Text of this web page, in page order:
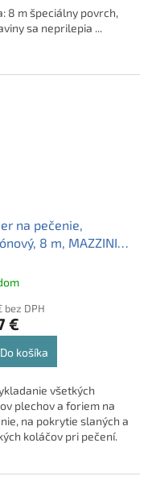
8 m špeciálny povrch,
sa neprilepia ...
na pečenie,
8 m, MAZZINI
bez DPH
€
Do košíka
všetkých
plechov a foriem na
na pokrytie slaných a
koláčov pri pečení.